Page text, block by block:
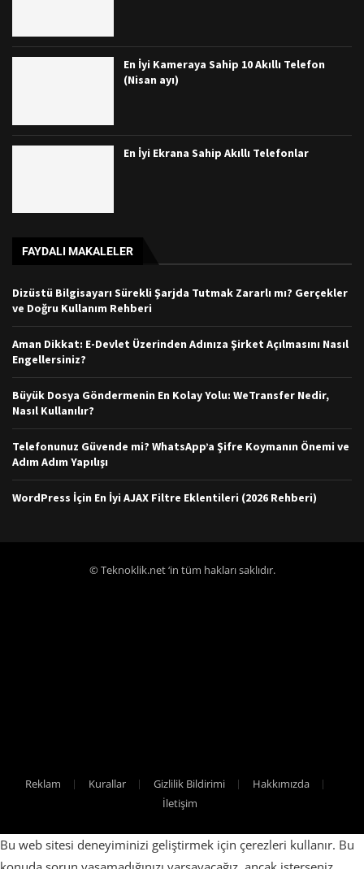
En İyi Kameraya Sahip 10 Akıllı Telefon
(Nisan ayı)
En İyi Ekrana Sahip Akıllı Telefonlar
FAYDALI MAKALELER
Dizüstü Bilgisayarı Sürekli Şarjda Tutmak Zararlı mı? Gerçekler
ve Doğru Kullanım Rehberi
Aman Dikkat: E-Devlet Üzerinden Adınıza Şirket Açılmasını Nasıl
Engellersiniz?
Büyük Dosya Göndermenin En Kolay Yolu: WeTransfer Nedir,
Nasıl Kullanılır?
Telefonunuz Güvende mi? WhatsApp’a Şifre Koymanın Önemi ve
Adım Adım Yapılışı
WordPress İçin En İyi AJAX Filtre Eklentileri (2026 Rehberi)
© Teknoklik.net ‘in tüm hakları saklıdır.
Reklam Kurallar Gizlilik Bildirimi
Hakkımızda
İletişim
Bu web sitesi deneyiminizi geliştirmek için çerezleri kullanır. Bu